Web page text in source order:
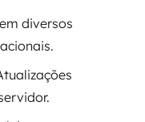
diversos